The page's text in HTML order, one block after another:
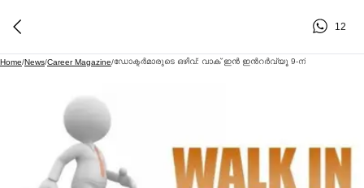
12
Home/News/Career Magazine/ഡോക്ടര്‍മാരുടെ ഒഴിവ്: വാക് ഇൻ ഇൻറര്‍വ്യൂ 9-ന്